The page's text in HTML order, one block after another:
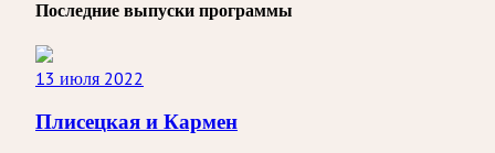
Последние выпуски программы
13 июля 2022
Плисецкая и Кармен